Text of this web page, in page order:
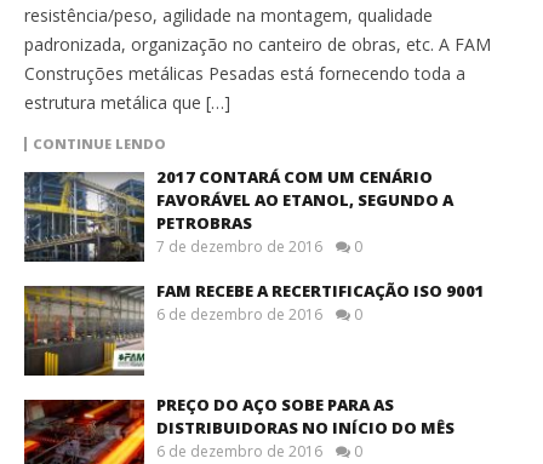
resistência/peso, agilidade na montagem, qualidade
padronizada, organização no canteiro de obras, etc. A FAM
Construções metálicas Pesadas está fornecendo toda a
estrutura metálica que […]
CONTINUE LENDO
2017 CONTARÁ COM UM CENÁRIO
FAVORÁVEL AO ETANOL, SEGUNDO A
PETROBRAS
7 de dezembro de 2016 0
FAM RECEBE A RECERTIFICAÇÃO ISO 9001
6 de dezembro de 2016 0
PREÇO DO AÇO SOBE PARA AS
DISTRIBUIDORAS NO INÍCIO DO MÊS
6 de dezembro de 2016 0